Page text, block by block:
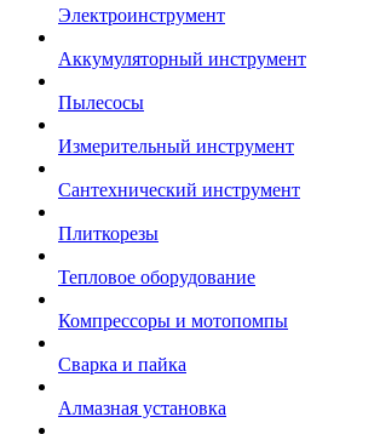
Электроинструмент
Аккумуляторный инструмент
Пылесосы
Измерительный инструмент
Сантехнический инструмент
Плиткорезы
Тепловое оборудование
Компрессоры и мотопомпы
Сварка и пайка
Алмазная установка